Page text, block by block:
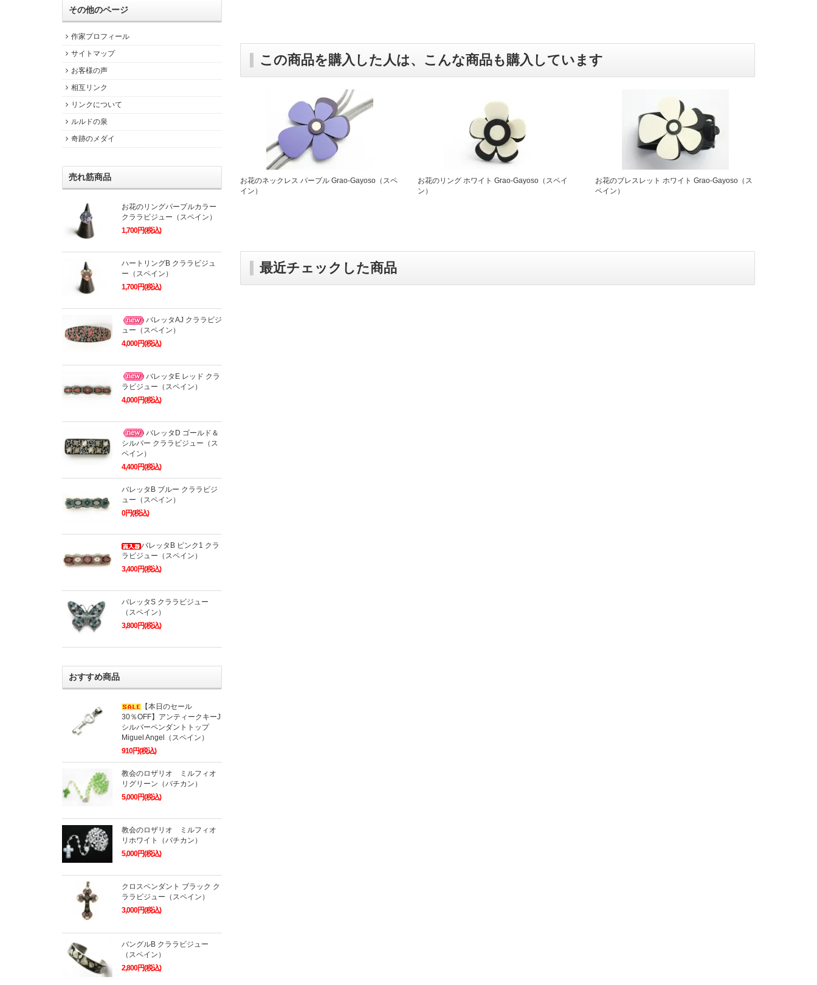
この商品を購入した人は、こんな商品も購入しています
お花のネックレス パープル Grao-Gayoso（スペ
イン）
お花のリング ホワイト Grao-Gayoso（スペイ
ン）
お花のブレスレット ホワイト Grao-Gayoso（ス
ペイン）
最近チェックした商品
その他のページ
作家プロフィール
サイトマップ
お客様の声
相互リンク
リンクについて
ルルドの泉
奇跡のメダイ
売れ筋商品
お花のリングパープルカラー
クララビジュー（スペイン）
1,700円(税込)
ハートリングB クララビジュ
ー（スペイン）
1,700円(税込)
バレッタAJ クララビジ
ュー（スペイン）
4,000円(税込)
バレッタE レッド クラ
ラビジュー（スペイン）
4,000円(税込)
バレッタD ゴールド＆
シルバー クララビジュー（ス
ペイン）
4,400円(税込)
バレッタB ブルー クララビジ
ュー（スペイン）
0円(税込)
バレッタB ピンク1 クラ
ラビジュー（スペイン）
3,400円(税込)
バレッタS クララビジュー
（スペイン）
3,800円(税込)
おすすめ商品
【本日のセール
30％OFF】アンティークキーJ
シルバーペンダントトップ
Miguel Angel（スペイン）
910円(税込)
教会のロザリオ ミルフィオ
リグリーン（バチカン）
5,000円(税込)
教会のロザリオ ミルフィオ
リホワイト（バチカン）
5,000円(税込)
クロスペンダント ブラック ク
ララビジュー（スペイン）
3,000円(税込)
バングルB クララビジュー
（スペイン）
2,800円(税込)